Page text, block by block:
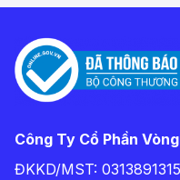
Công Ty Cổ Phần
ĐKKD/MST: